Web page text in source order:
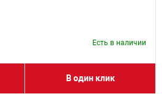
Есть в наличии
В один клик